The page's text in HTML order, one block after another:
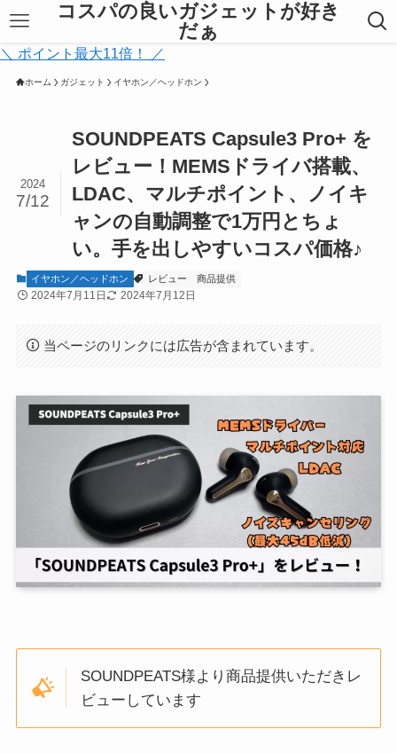
コスパの良いガジェットが好き
だぁ
＼ ポイント最大11倍！ ／
ホーム ガジェット イヤホン／ヘッドホン
SOUNDPEATS Capsule3 Pro+ を
レビュー！MEMSドライバ搭載、
LDAC、マルチポイント、ノイキ
ャンの自動調整で1万円とちょ
い。手を出しやすいコスパ価格♪
2024
7/12
イヤホン／ヘッドホン レビュー 商品提供
2024年7月11日 2024年7月12日
当ページのリンクには広告が含まれています。
SOUNDPEATS様より商品提供いただきレ
ビューしています